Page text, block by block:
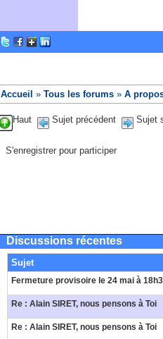
Accueil » Tous les forums » A
Haut Sujet précédent Sujet
S'enregistrer pour participer
Discussions récentes
Sujet
Fermeture provisoire le 24 mai à
Re : Alain SIRET, nous pensons à Toi
Re : Alain SIRET, nous pensons à Toi